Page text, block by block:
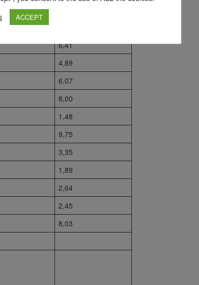
6,41
4,89
6,07
8,00
1,48
9,75
3,35
1,89
2,64
2,45
8,03
ACCEPT